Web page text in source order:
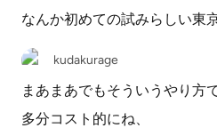
なんか初めての試みらしい東
kudakurage
まあまあでもそういうやり方
多分コスト的にね、